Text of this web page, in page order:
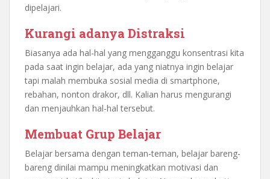
dipelajari.
Kurangi adanya Distraksi
Biasanya ada hal-hal yang mengganggu konsentrasi kita
pada saat ingin belajar, ada yang niatnya ingin belajar
tapi malah membuka sosial media di smartphone,
rebahan, nonton drakor, dll. Kalian harus mengurangi
dan menjauhkan hal-hal tersebut.
Membuat Grup Belajar
Belajar bersama dengan teman-teman, belajar bareng-
bareng dinilai mampu meningkatkan motivasi dan